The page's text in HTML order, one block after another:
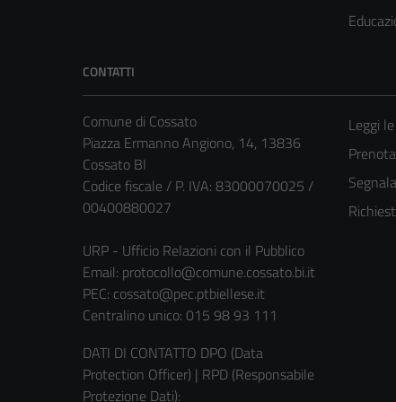
CONTATTI
Comune di Cossato
Piazza Ermanno Angiono, 14, 13836
Cossato BI
Codice fiscale / P. IVA: 83000070025 /
00400880027
URP - Ufficio Relazioni con il Pubblico
Email: protocollo@comune.cossato.bi.it
PEC: cossato@pec.ptbiellese.it
Centralino unico: 015 98 93 111
DATI DI CONTATTO DPO (Data
Protection Officer) | RPD (Responsabile
Protezione Dati):
Leggi